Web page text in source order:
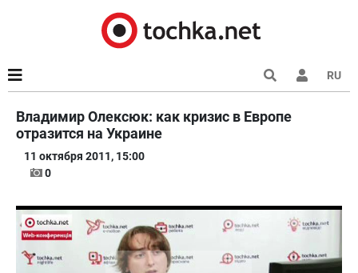
RU
Владимир Олексюк: как кризис в Европе
отразится на Украине
11 октября 2011, 15:00
0